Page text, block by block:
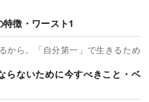
特徴・ワースト1
から。「自分第一」で生きるため
らないために今すべきこと・ベ